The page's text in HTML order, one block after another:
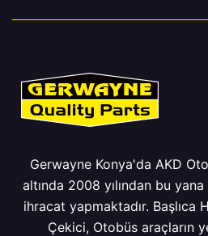
Gerwayne Konya'da AKD
altında 2008 yılından bu
ihracat yapmaktadır. Başlıca
Çekici, Otobüs araçların